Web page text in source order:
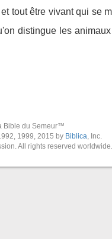
tout être vivant qui se
distingue les
Bible du Semeur™
1999, 2015 by Biblica, Inc.
All rights reserved worldwide.